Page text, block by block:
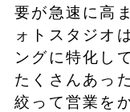
要が急速に高
ォトスタジオ
ングに特化し
たくさんあっ
絞って営業を